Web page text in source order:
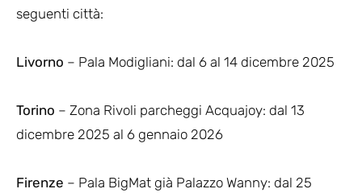
seguenti città:
Livorno – Pala Modigliani: dal 6 al 14 dicembre 2025
Torino – Zona Rivoli parcheggi Acquajoy: dal 13
dicembre 2025 al 6 gennaio 2026
Firenze – Pala BigMat già Palazzo Wanny: dal 25